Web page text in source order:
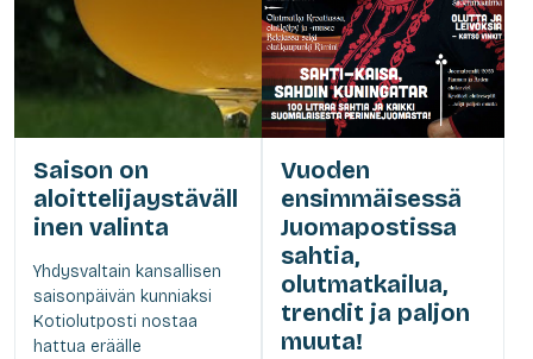
Saison on
aloittelijaystäväll
inen valinta
Yhdysvaltain kansallisen
saisonpäivän kunniaksi
Kotiolutposti nostaa
hattua eräälle
Vuoden
ensimmäisessä
Juomapostissa
sahtia,
olutmatkailua,
trendit ja paljon
muuta!